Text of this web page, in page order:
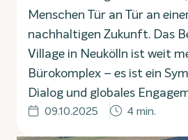
Menschen Tür an Tür an
nachhaltigen Zukunft. Das
Village in Neukölln ist weit
Bürokomplex – es ist ein
Dialog und globales
09.10.2025 4 min.